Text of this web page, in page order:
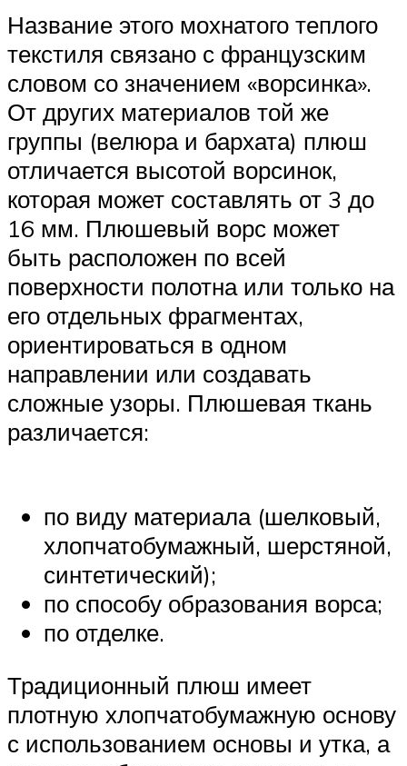
Название этого мохнатого теплого
текстиля связано с французским
словом со значением «ворсинка».
От других материалов той же
группы (велюра и бархата) плюш
отличается высотой ворсинок,
которая может составлять от 3 до
16 мм. Плюшевый ворс может
быть расположен по всей
поверхности полотна или только на
его отдельных фрагментах,
ориентироваться в одном
направлении или создавать
сложные узоры. Плюшевая ткань
различается:
по виду материала (шелковый,
хлопчатобумажный, шерстяной,
синтетический);
по способу образования ворса;
по отделке.
Традиционный плюш имеет
плотную хлопчатобумажную основу
с использованием основы и утка, а